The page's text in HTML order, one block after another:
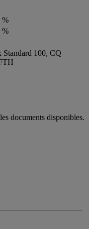
%
%
Standard 100, CQ
documents disponibles.